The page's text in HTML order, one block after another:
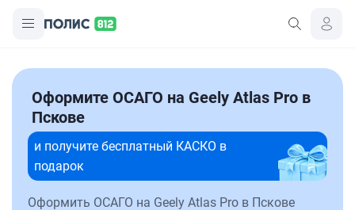
Оформите ОСАГО на Geely Atlas Pro в
Пскове
и получите бесплатный КАСКО в
подарок
Оформить ОСАГО на Geely Atlas Pro в Пскове